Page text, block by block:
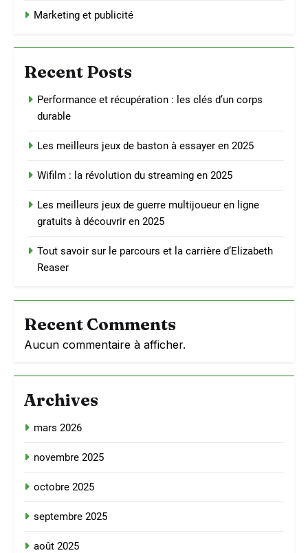
Marketing et publicité
Recent Posts
Performance et récupération : les clés d’un corps
durable
Les meilleurs jeux de baston à essayer en 2025
Wifilm : la révolution du streaming en 2025
Les meilleurs jeux de guerre multijoueur en ligne
gratuits à découvrir en 2025
Tout savoir sur le parcours et la carrière d’Elizabeth
Reaser
Recent Comments
Aucun commentaire à afficher.
Archives
mars 2026
novembre 2025
octobre 2025
septembre 2025
août 2025